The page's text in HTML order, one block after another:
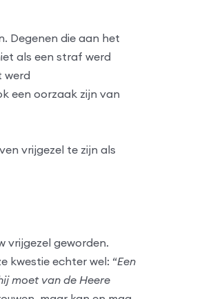
Degenen die aan het
als een straf werd
werd
een oorzaak zijn van
vrijgezel te zijn als
vrijgezel geworden.
kwestie echter wel: “Een
moet van de Heere